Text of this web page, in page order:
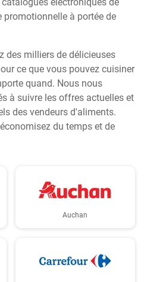
à portée de
des milliers de délicieuses
ce que vous pouvez cuisiner
quand. Nous nous
à suivre les offres actuelles et
des vendeurs d'aliments.
du temps et de
Auchan